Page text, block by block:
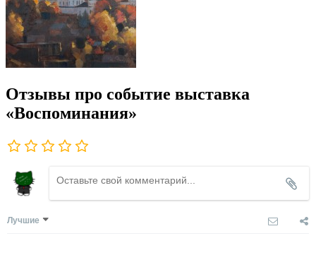
Отзывы про событие выставка
«Воспоминания»
Лучшие